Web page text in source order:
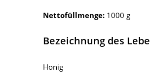
Nettofüllmenge: 1000 g
Bezeichnung des
Honig